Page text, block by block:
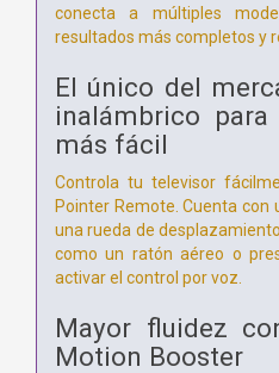
conecta a múltiples
resultados más completos y
El único del
inalámbrico para
más fácil
Controla tu televisor
Pointer Remote. Cuenta
una rueda de
como un ratón aéreo o
activar el control por voz.
Mayor fluidez
Motion Booster